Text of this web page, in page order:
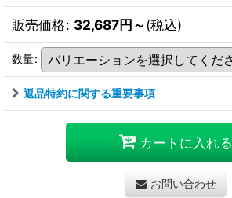
販売価格: 32,687円～(税込)
数量:
返品特約に関する重要事項
カートに入れる
お問い合わせ